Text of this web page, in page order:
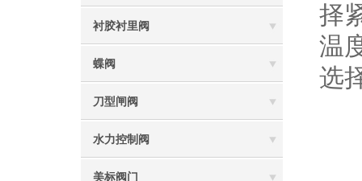
衬胶衬里阀
蝶阀
刀型闸阀
水力控制阀
美标阀门
择
温
选